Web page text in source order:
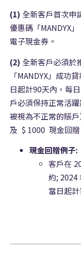
(1) 全新客戶首次申
優惠碼「MANDYX
電子現金券。
(2) 全新客戶必須於
「MANDYX」成功
日起計90天內，每
戶必須保持正常活
被視為不正常的賬
及 $ 1000 現金回贈
現金回贈例子:
客戶在
約; 2024
當日起